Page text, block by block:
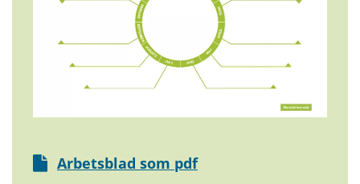
Arbetsblad som pdf